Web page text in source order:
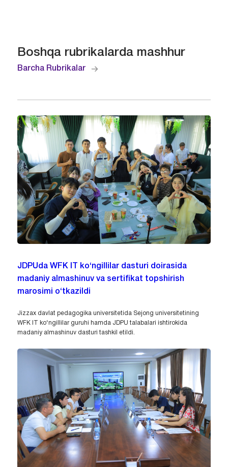
Boshqa rubrikalarda mashhur
Barcha Rubrikalar
JDPUda WFK IT ko‘ngillilar dasturi doirasida
madaniy almashinuv va sertifikat topshirish
marosimi o‘tkazildi
Jizzax davlat pedagogika universitetida Sejong universitetining
WFK IT ko‘ngillilar guruhi hamda JDPU talabalari ishtirokida
madaniy almashinuv dasturi tashkil etildi.